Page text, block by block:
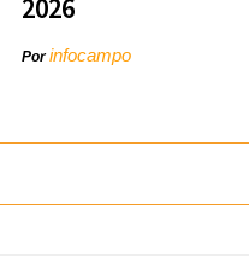
2026
Porinfocampo